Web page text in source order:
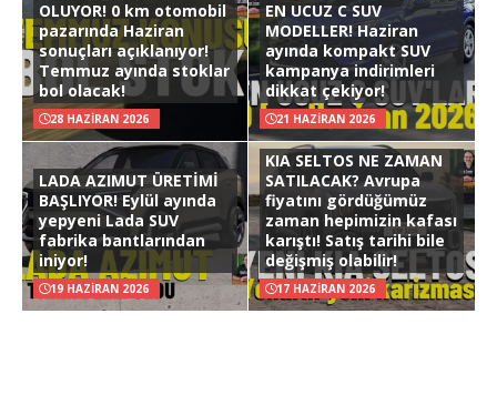
OLUYOR! 0 km otomobil
pazarında Haziran
sonuçları açıklanıyor!
Temmuz ayında stoklar
bol olacak!
28 HAZIRAN 2026
EN UCUZ C SUV
MODELLER! Haziran
ayında kompakt SUV
kampanya indirimleri
dikkat çekiyor!
21 HAZIRAN 2026
LADA AZIMUT ÜRETİMİ
BAŞLIYOR! Eylül ayında
yepyeni Lada SUV
fabrika bantlarından
iniyor!
19 HAZIRAN 2026
KIA SELTOS NE ZAMAN
SATILACAK? Avrupa
fiyatını gördüğümüz
zaman hepimizin kafası
karıştı! Satış tarihi bile
değişmiş olabilir!
17 HAZIRAN 2026